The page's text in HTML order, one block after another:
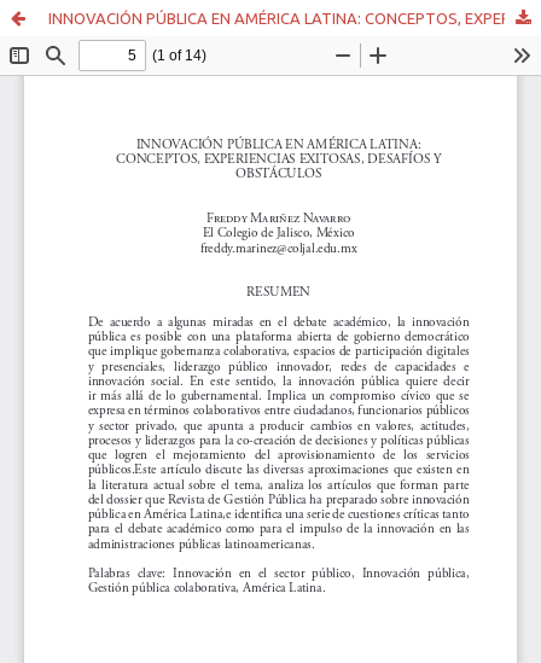
INNOVACIÓN PÚBLICA EN AMÉRICA LATINA: CONCEPTOS, EXPERIENCIAS EXITOSAS, DESAFÍOS Y OBSTÁCULOS